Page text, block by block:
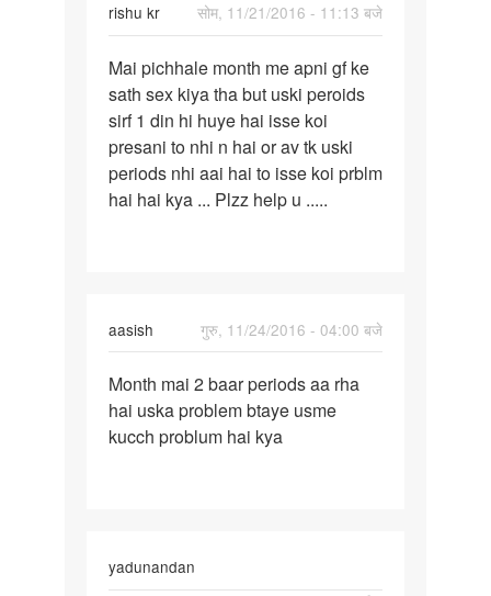
rishu kr
सोम, 11/21/2016 - 11:13 बजे
Mai
pichhale
month
me
apni
gf
Mai pichhale month me apni gf ke
sath sex kiya tha but uski peroids
sirf 1 din hi huye hai isse koi
presani to nhi n hai or av tk uski
periods nhi aai hai to isse koi prblm
hai hai kya ... Plzz help u .....
aasish
गुरु, 11/24/2016 - 04:00 बजे
Month
mai
2
Month mai 2 baar periods aa rha
hai uska problem btaye usme
kucch problum hai kya
yadunandan